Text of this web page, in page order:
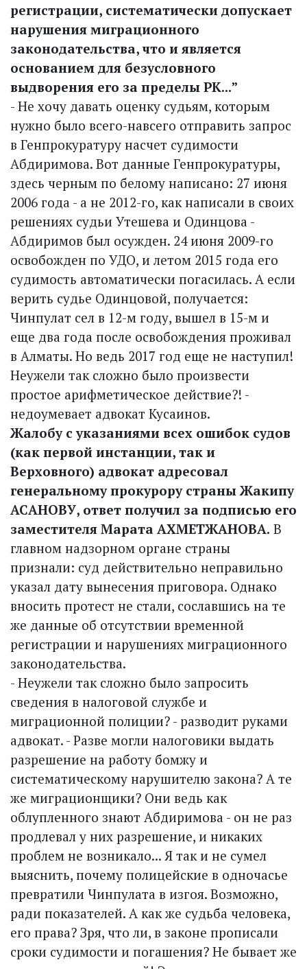
регистрации, систематически допускает
нарушения миграционного
законодательства, что и является
основанием для безусловного
выдворения его за пределы РК...”
- Не хочу давать оценку судьям, которым
нужно было всего-навсего отправить запрос
в Генпрокуратуру насчет судимости
Абдиримова. Вот данные Генпрокуратуры,
здесь черным по белому написано: 27 июня
2006 года - а не 2012-го, как написали в своих
решениях судьи Утешева и Одинцова -
Абдиримов был осужден. 24 июня 2009-го
освобожден по УДО, и летом 2015 года его
судимость автоматически погасилась. А если
верить судье Одинцовой, получается:
Чинпулат сел в 12-м году, вышел в 15-м и
еще два года после освобождения проживал
в Алматы. Но ведь 2017 год еще не наступил!
Неужели так сложно было произвести
простое арифметическое действие?! -
недоумевает адвокат Кусаинов.
Жалобу с указаниями всех ошибок судов
(как первой инстанции, так и
Верховного) адвокат адресовал
генеральному прокурору страны Жакипу
АСАНОВУ, ответ получил за подписью его
заместителя Марата АХМЕТЖАНОВА. В
главном надзорном органе страны
признали: суд действительно неправильно
указал дату вынесения приговора. Однако
вносить протест не стали, сославшись на те
же данные об отсутствии временной
регистрации и нарушениях миграционного
законодательства.
- Неужели так сложно было запросить
сведения в налоговой службе и
миграционной полиции? - разводит руками
адвокат. - Разве могли налоговики выдать
разрешение на работу бомжу и
систематическому нарушителю закона? А те
же миграционщики? Они ведь как
облупленного знают Абдиримова - он не раз
продлевал у них разрешение, и никаких
проблем не возникало... Я так и не сумел
выяснить, почему полицейские в одночасье
превратили Чинпулата в изгоя. Возможно,
ради показателей. А как же судьба человека,
его права? Зря, что ли, в законе прописали
сроки судимости и погашения? Не бывает же